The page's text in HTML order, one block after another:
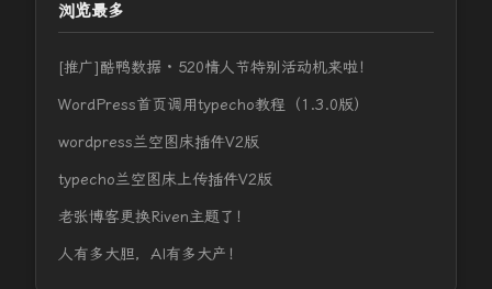
浏览最多
[推广]酷鸭数据 · 520情人节特别活动机来啦！
WordPress首页调用typecho教程（1.3.0版）
wordpress兰空图床插件V2版
typecho兰空图床上传插件V2版
老张博客更换Riven主题了！
人有多大胆，AI有多大产！